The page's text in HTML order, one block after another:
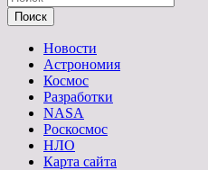
Поиск
Новости
Астрономия
Космос
Разработки
NASA
Роскосмос
НЛО
Карта сайта